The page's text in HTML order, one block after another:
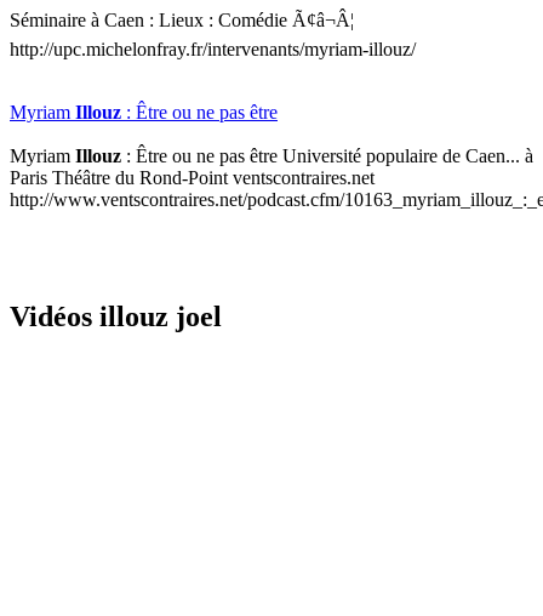
Séminaire à Caen : Lieux : Comédie Ã¢â¬Â¦
http://upc.michelonfray.fr/intervenants/myriam-illouz/
Myriam Illouz : Être ou ne pas être
Myriam Illouz : Être ou ne pas être Université populaire de Caen... à
Paris Théâtre du Rond-Point ventscontraires.net
http://www.ventscontraires.net/podcast.cfm/
Vidéos illouz joel